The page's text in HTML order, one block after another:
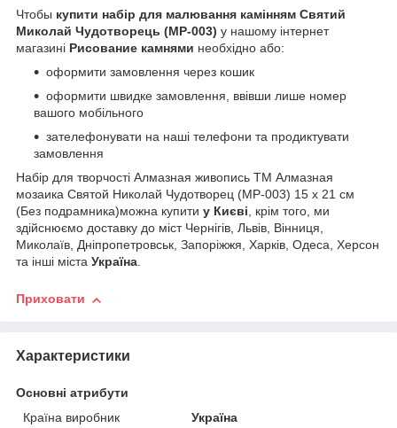
Чтобы купити набір для малювання камінням Святий
Миколай Чудотворець (MP-003) у нашому інтернет
магазині Рисование камнями необхідно або:
оформити замовлення через кошик
оформити швидке замовлення, ввівши лише номер
вашого мобільного
зателефонувати на наші телефони та продиктувати
замовлення
Набір для творчості Алмазная живопись ТМ Алмазная
мозаика Святой Николай Чудотворец (MP-003) 15 х 21 см
(Без подрамника)можна купити у Києві, крім того, ми
здійснюємо доставку до міст Чернігів, Львів, Вінниця,
Миколаїв, Дніпропетровськ, Запоріжжя, Харків, Одеса, Херсон
та інші міста Україна.
Приховати
Характеристики
Основні атрибути
Країна виробник
Україна